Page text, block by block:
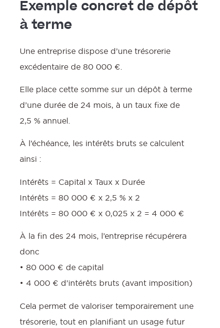
Exemple concret de dépôt
à terme
Une entreprise dispose d’une trésorerie
excédentaire de 80 000 €.
Elle place cette somme sur un dépôt à terme
d’une durée de 24 mois, à un taux fixe de
2,5 % annuel.
À l’échéance, les intérêts bruts se calculent
ainsi :
Intérêts = Capital x Taux x Durée
Intérêts = 80 000 € x 2,5 % x 2
Intérêts = 80 000 € x 0,025 x 2 = 4 000 €
À la fin des 24 mois, l’entreprise récupérera
donc
• 80 000 € de capital
• 4 000 € d’intérêts bruts (avant imposition)
Cela permet de valoriser temporairement une
trésorerie, tout en planifiant un usage futur